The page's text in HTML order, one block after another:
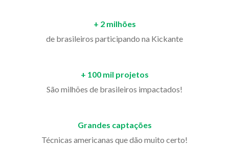
+ 2 milhões
de brasileiros participando na Kickante
+ 100 mil projetos
São milhões de brasileiros impactados!
Grandes captações
Técnicas americanas que dão muito certo!